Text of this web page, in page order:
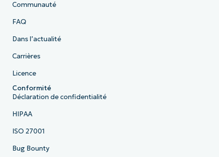
Communauté
FAQ
Dans l’actualité
Carrières
Licence
Conformité
Déclaration de confidentialité
HIPAA
ISO 27001
Bug Bounty